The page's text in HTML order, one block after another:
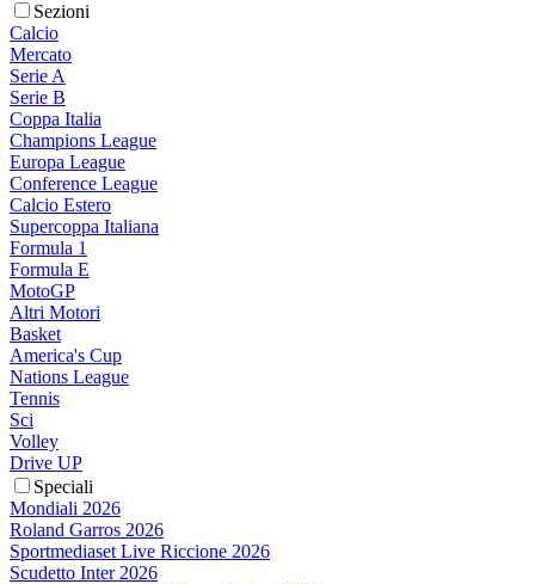
Sezioni
Calcio
Mercato
Serie A
Serie B
Coppa Italia
Champions League
Europa League
Conference League
Calcio Estero
Supercoppa Italiana
Formula 1
Formula E
MotoGP
Altri Motori
Basket
America's Cup
Nations League
Tennis
Sci
Volley
Drive UP
Speciali
Mondiali 2026
Roland Garros 2026
Sportmediaset Live Riccione 2026
Scudetto Inter 2026